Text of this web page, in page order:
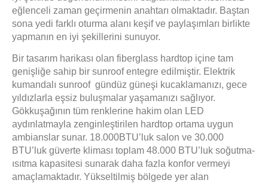
eğlenceli zaman geçirmenin anahtarı olmaktadır. Baştan
sona yedi farklı oturma alanı keşif ve paylaşımları birlikte
yapmanın en iyi şekillerini sunuyor.
Bir tasarım harikası olan fiberglass hardtop içine tam
genişliğe sahip bir sunroof entegre edilmiştir. E lektrik
kumandalı sunroof gündüz güneşi kucaklamanızı, gece
yıldızlarla eşsiz buluşmalar yaşamanızı sağlıyor.
Gökkuşağının tüm renklerine hakim olan LED
aydınlatmayla zenginleştirilen hardtop ortama uygun
ambianslar sunar. 18.000BTU’luk salon ve 30.000
BTU’luk güverte kliması toplam 48.000 BTU’luk soğutma-
ısıtma kapasitesi sunarak daha fazla konfor vermeyi
amaçlamaktadır. Yükseltilmiş bölgede yer alan